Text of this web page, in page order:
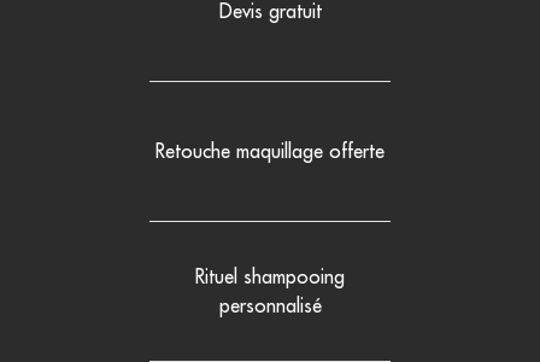
Devis gratuit
Retouche maquillage offerte
Rituel shampooing
personnalisé